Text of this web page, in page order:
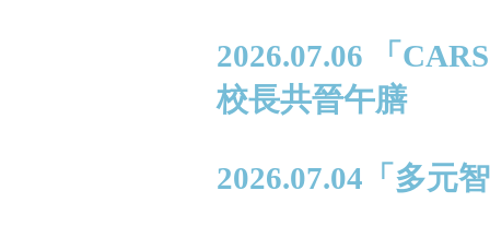
2026.07.06 「
校長共晉午膳
2026.07.04「多元